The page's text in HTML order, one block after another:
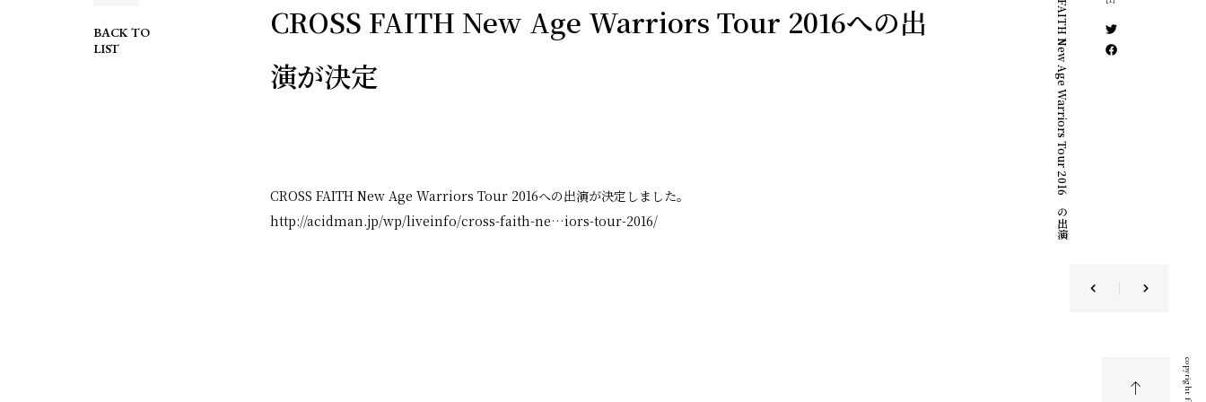
BACK TO
LIST
CROSS FAITH New Age Warriors Tour 2016への出
演が決定
CROSS FAITH New Age Warriors Tour 2016への出演が決定しました。
http://acidman.jp/wp/liveinfo/cross-faith-ne…iors-tour-2016/
C
R
O
S
S
F
A
I
T
H
N
e
w
A
g
e
W
a
r
r
i
o
r
s
T
o
u
r
2
0
1
6
へ
の
出
演
が
決